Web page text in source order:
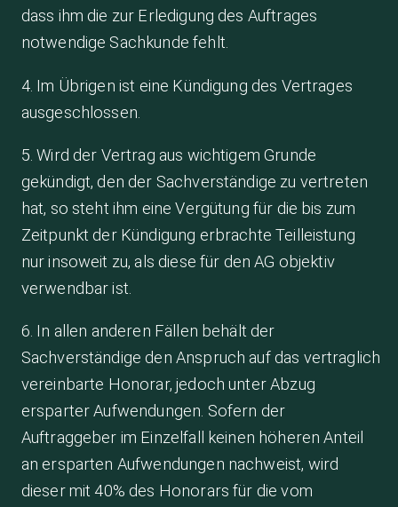
dass ihm die zur Erledigung des Auftrages
notwendige Sachkunde fehlt.
4. Im Übrigen ist eine Kündigung des Vertrages
ausgeschlossen.
5. Wird der Vertrag aus wichtigem Grunde
gekündigt, den der Sachverständige zu vertreten
hat, so steht ihm eine Vergütung für die bis zum
Zeitpunkt der Kündigung erbrachte Teilleistung
nur insoweit zu, als diese für den AG objektiv
verwendbar ist.
6. In allen anderen Fällen behält der
Sachverständige den Anspruch auf das vertraglich
vereinbarte Honorar, jedoch unter Abzug
ersparter Aufwendungen. Sofern der
Auftraggeber im Einzelfall keinen höheren Anteil
an ersparten Aufwendungen nachweist, wird
dieser mit 40% des Honorars für die vom